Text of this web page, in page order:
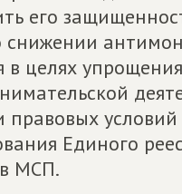
его
снижении
в целях упрощения
правовых
Единого
МСП.